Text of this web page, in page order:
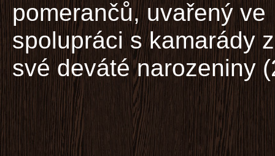
pomerančů, uvařený ve
spolupráci s kamarády
své deváté narozeniny